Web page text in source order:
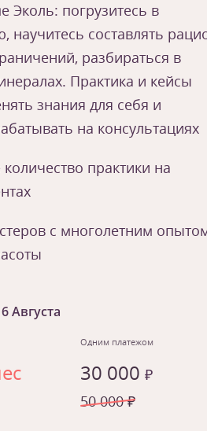
Эколь: погрузитесь в
научитесь составлять
разбираться в
Практика и кейсы
знания для себя и
на консультациях
практики на
с многолетним
6 Августа
Одним платежом
30 000 ₽
50 000 ₽